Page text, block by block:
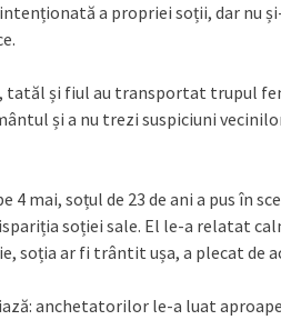
a propriei soții, dar nu
tatăl și fiul au transportat trupul
și a nu trezi suspiciuni
4 mai, soțul de 23 de ani a pus în
soției sale. El le-a relatat
soția ar fi trântit ușa, a plecat de
anchetatorilor le-a luat